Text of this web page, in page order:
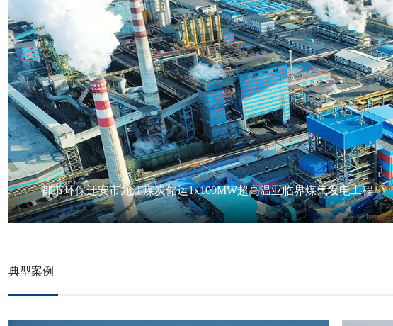
都市环保迁安市九江煤炭储运1x100MW超高温亚临界煤气发电工程
典型案例